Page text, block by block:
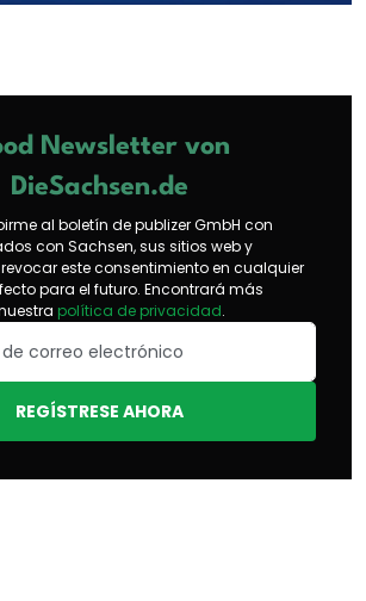
Newsletter von
DieSachsen.de
al boletín de publizer GmbH con
con Sachsen, sus sitios web y
revocar este consentimiento en cualquier
para el futuro. Encontrará más
política de privacidad.
REGÍSTRESE AHORA